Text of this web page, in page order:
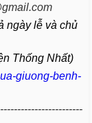
ngày lễ và chủ
Thống Nhất)
giuong-benh-